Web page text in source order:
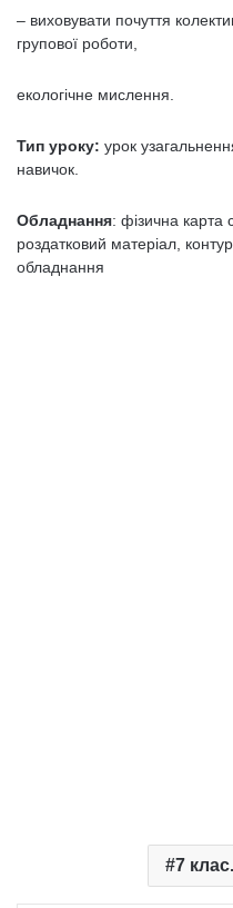
– виховувати почуття
групової роботи,
екологічне мислення.
Тип уроку: урок
навичок.
Обладнання: фізична карта
роздатковий матеріал,
обладнання
7